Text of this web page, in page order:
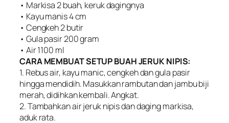
• Markisa 2 buah, keruk dagingnya
• Kayu manis 4 cm
• Cengkeh 2 butir
• Gula pasir 200 gram
• Air 1100 ml
CARA MEMBUAT SETUP BUAH JERUK NIPIS:
1. Rebus air, kayu manic, cengkeh dan gula pasir
hingga mendidih. Masukkan rambutan dan jambu biji
merah, didihkan kembali. Angkat.
2. Tambahkan air jeruk nipis dan daging markisa,
aduk rata.